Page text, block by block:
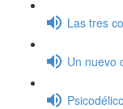
Las tres
Un nuevo